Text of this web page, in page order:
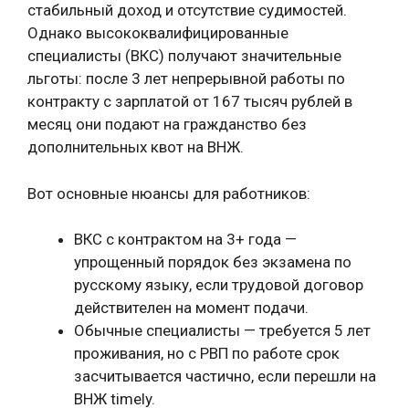
стабильный доход и отсутствие судимостей.
Однако высококвалифицированные
специалисты (ВКС) получают значительные
льготы: после 3 лет непрерывной работы по
контракту с зарплатой от 167 тысяч рублей в
месяц они подают на гражданство без
дополнительных квот на ВНЖ.
Вот основные нюансы для работников:
ВКС с контрактом на 3+ года —
упрощенный порядок без экзамена по
русскому языку, если трудовой договор
действителен на момент подачи.
Обычные специалисты — требуется 5 лет
проживания, но с РВП по работе срок
засчитывается частично, если перешли на
ВНЖ timely.